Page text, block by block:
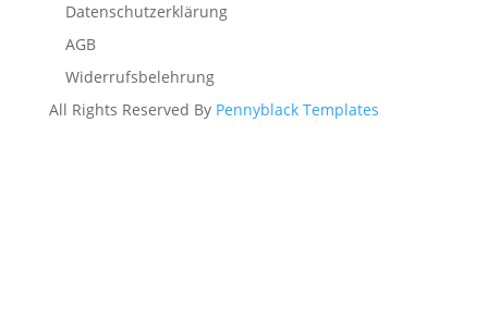
Datenschutzerklärung
AGB
Widerrufsbelehrung
All Rights Reserved By Pennyblack Templates